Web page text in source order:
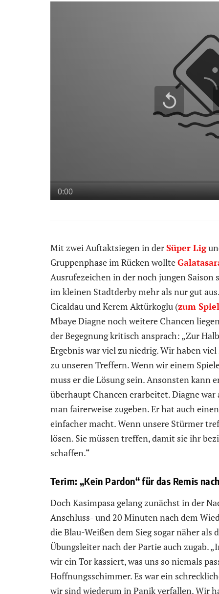
Mit zwei Auftaktsiegen in derSüper Lig
Gruppenphase im Rücken wollte
Ausrufezeichen in der noch jungen Saison
im kleinen Stadtderby mehr als nur gut
Cicaldau und Kerem Aktürkoglu (zum
Mbaye Diagne noch weitere Chancen
der Begegnung kritisch ansprach: „Zur
Ergebnis war viel zu niedrig. Wir haben
zu unseren Treffern. Wenn wir einem
muss er die Lösung sein. Ansonsten kann
überhaupt Chancen erarbeitet. Diagne war
man fairerweise zugeben. Er hat auch
einfacher macht. Wenn unsere Stürmer
lösen. Sie müssen treffen, damit sie ihr
schaffen.“
Terim: „Kein Pardon“ für das Remis
Doch Kasimpasa gelang zunächst in der
Anschluss- und 20 Minuten nach dem
die Blau-Weißen dem Sieg sogar näher als
Übungsleiter nach der Partie auch zugab.
wir ein Tor kassiert, was uns so niemals
Hoffnungsschimmer. Es war ein
wir sind wiederum in Panik verfallen. Wir